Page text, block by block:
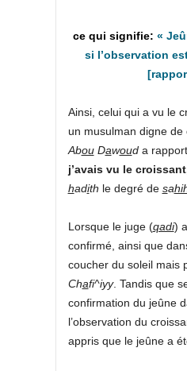
«
si l’observation
Ainsi, celui qui a vu le
un musulman digne de
AbouDawoud a
j’avais vu le
hadith le degré de sa
Lorsque le juge (qadi)
confirmé, ainsi que
coucher du soleil mais
Chafi^iyy. Tandis que
confirmation du jeûne
l’observation du
appris que le jeûne a